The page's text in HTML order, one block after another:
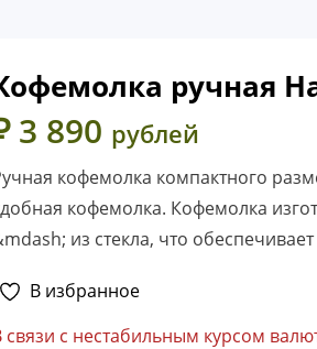
ручная
3 890 рублей
кофемолка компактного
кофемолка. Кофемолка
из стекла, что
В избранное
связи с нестабильным курсом